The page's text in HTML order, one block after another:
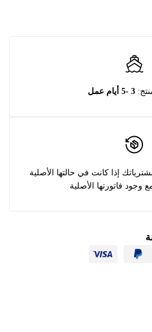
3 -5 أيام عمل
إذا كانت في حالتها الأصلية
وجود فاتورتها الأصلية